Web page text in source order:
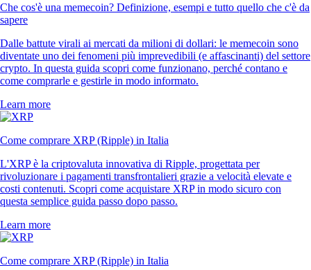
Che cos'è una memecoin? Definizione, esempi e tutto quello che c'è da
sapere
Dalle battute virali ai mercati da milioni di dollari: le memecoin sono
diventate uno dei fenomeni più imprevedibili (e affascinanti) del settore
crypto. In questa guida scopri come funzionano, perché contano e
come comprarle e gestirle in modo informato.
Learn more
Come comprare XRP (Ripple) in Italia
L'XRP è la criptovaluta innovativa di Ripple, progettata per
rivoluzionare i pagamenti transfrontalieri grazie a velocità elevate e
costi contenuti. Scopri come acquistare XRP in modo sicuro con
questa semplice guida passo dopo passo.
Learn more
Come comprare XRP (Ripple) in Italia